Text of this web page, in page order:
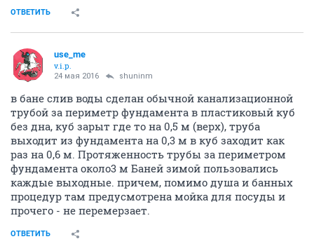
ОТВЕТИТЬ
use_me
v.i.p.
24 мая 2016 shuninm
в бане слив воды сделан обычной канализационной
трубой за периметр фундамента в пластиковый куб
без дна, куб зарыт где то на 0,5 м (верх), труба
выходит из фундамента на 0,3 м в куб заходит как
раз на 0,6 м. Протяженность трубы за периметром
фундамента около3 м Баней зимой пользовались
каждые выходные. причем, помимо душа и банных
процедур там предусмотрена мойка для посуды и
прочего - не перемерзает.
ОТВЕТИТЬ